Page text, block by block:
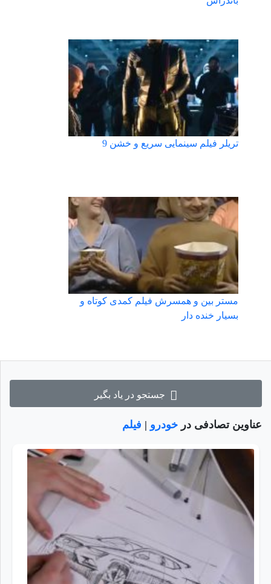
جستجو در یاد بگیر
عناوین تصادفی در خودرو | فیلم
تریلر فیلم سینمایی سریع و خشن 9
مستر بین و همسرش فیلم کمدی کوتاه و
بسیار خنده دار